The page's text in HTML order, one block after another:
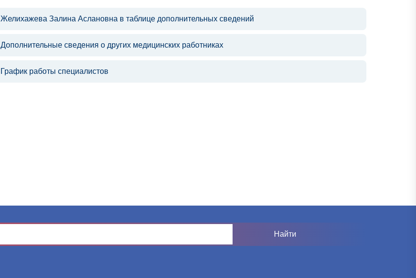
Желихажева Залина Аслановна в таблице дополнительных сведений
Дополнительные сведения о других медицинских работниках
График работы специалистов